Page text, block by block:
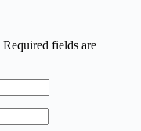
Required fields are